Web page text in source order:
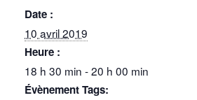
Date :
10 avril 2019
Heure :
18 h 30 min - 20 h 00 min
Évènement Tags: